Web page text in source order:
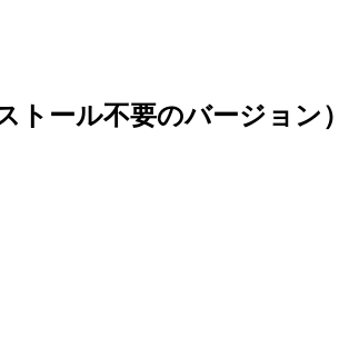
トール不要のバージョン